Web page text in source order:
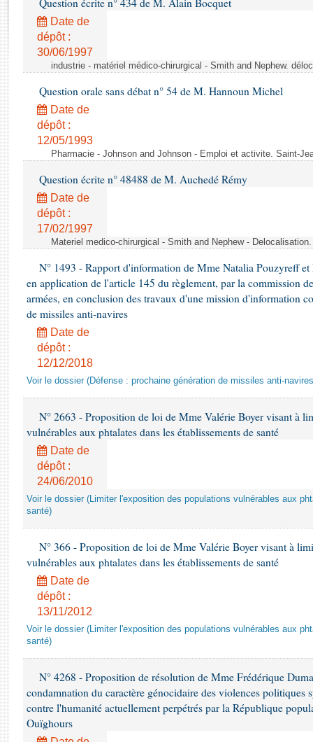
Rapports d'enquête
Rapports législatifs
Rapports sur l'application des lois
Baromètre de l’application des lois
Dossiers législatifs
Budget et sécurité sociale
Questions écrites et orales
Comptes rendus des débats
Question écrite n° 434 de M. Alain Bocquet
Date de
dépôt :
30/06/1997
industrie - matériel médico-chirurgical - Smith and Nephew.
Question orale sans débat n° 54 de M. Hannoun Michel
Date de
dépôt :
12/05/1993
Pharmacie - Johnson and Johnson - Emploi et activite. Saint-
Question écrite n° 48488 de M. Auchedé Rémy
Date de
dépôt :
17/02/1997
Materiel medico-chirurgical - Smith and Nephew -
N° 1493 - Rapport d'information de Mme Natalia Pouzyreff
en application de l'article 145 du règlement, par la commission
armées, en conclusion des travaux d'une mission d'information
de missiles anti-navires
Date de
dépôt :
12/12/2018
Voir le dossier (Défense : prochaine génération de missiles anti-
N° 2663 - Proposition de loi de Mme Valérie Boyer visant à
vulnérables aux phtalates dans les établissements de santé
Date de
dépôt :
24/06/2010
Voir le dossier (Limiter l'exposition des populations vulnérables aux
santé)
N° 366 - Proposition de loi de Mme Valérie Boyer visant à
vulnérables aux phtalates dans les établissements de santé
Date de
dépôt :
13/11/2012
Voir le dossier (Limiter l'exposition des populations vulnérables aux
santé)
N° 4268 - Proposition de résolution de Mme Frédérique
condamnation du caractère génocidaire des violences politiques
contre l'humanité actuellement perpétrés par la République
Ouïghours